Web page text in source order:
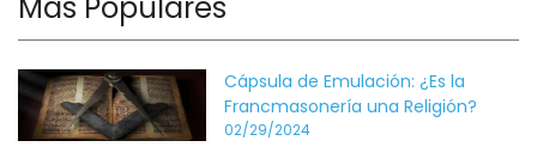
Más Populares
Cápsula de Emulación: ¿Es la
Francmasonería una Religión?
02/29/2024